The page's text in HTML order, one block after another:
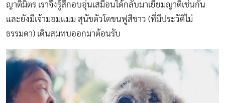
ญาติมิตร เราจึงรู้สึกอบอุ่นเสมือนได้กลับมาเยี่ยมญาติเช่นกัน
และยังมีเจ้ามอมแมม สุนัขตัวโตขนฟูสีขาว (ที่มีประวัติไม่
ธรรมดา) เดินสมทบออกมาต้อนรับ